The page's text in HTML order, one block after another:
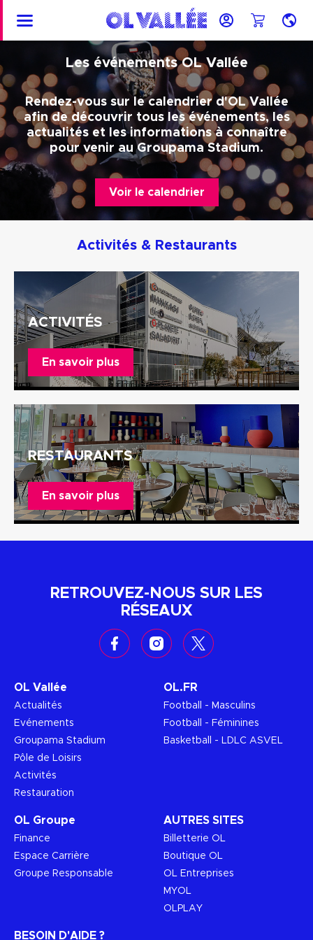
MENU
Mon
Mon
FR
Les événements OL Vallée
Rendez-vous sur le calendrier d'OL Vallée
afin de découvrir tous les événements, les
actualités et les informations à connaître
pour venir au Groupama Stadium.
Voir le calendrier
Activités & Restaurants
ACTIVITÉS
En savoir plus
RESTAURANTS
En savoir plus
RETROUVEZ-NOUS SUR LES
RÉSEAUX
FacebookInstagramX
OL Vallée
Actualités
Evénements
Groupama Stadium
Pôle de Loisirs
Activités
Restauration
OL.FR
Football - Masculins
Football - Féminines
Basketball - LDLC ASVEL
OL Groupe
Finance
Espace Carrière
Groupe Responsable
AUTRES SITES
Billetterie OL
Boutique OL
OL Entreprises
MYOL
OLPLAY
BESOIN D'AIDE ?